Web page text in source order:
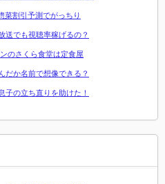
菜割引予測でがっちり
送でも視聴率稼げるの？
のさくら食堂は定食屋
だか名前で想像できる？
子の立ち直りを助けた！